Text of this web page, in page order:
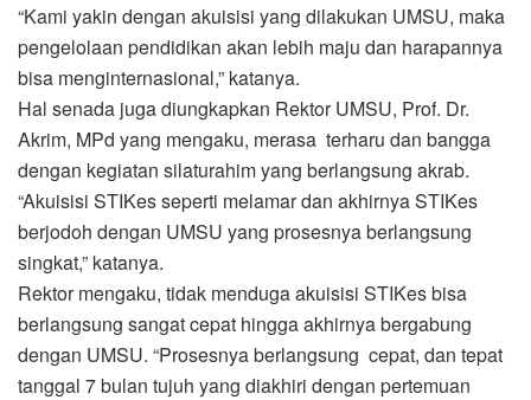
“Kami yakin dengan akuisisi yang dilakukan UMSU, maka
pengelolaan pendidikan akan lebih maju dan harapannya
bisa menginternasional,” katanya.
Hal senada juga diungkapkan Rektor UMSU, Prof. Dr.
Akrim, MPd yang mengaku, merasa terharu dan bangga
dengan kegiatan silaturahim yang berlangsung akrab.
“Akuisisi STIKes seperti melamar dan akhirnya STIKes
berjodoh dengan UMSU yang prosesnya berlangsung
singkat,” katanya.
Rektor mengaku, tidak menduga akuisisi STIKes bisa
berlangsung sangat cepat hingga akhirnya bergabung
dengan UMSU. “Prosesnya berlangsung cepat, dan tepat
tanggal 7 bulan tujuh yang diakhiri dengan pertemuan